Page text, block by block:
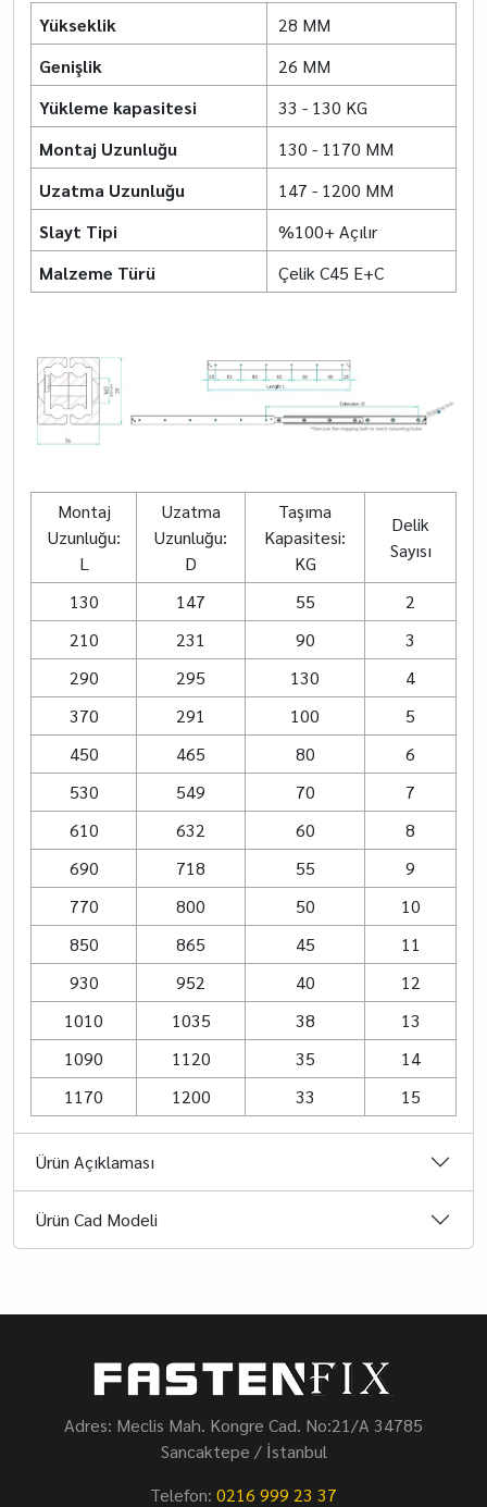
Yükseklik
28 MM
Genişlik
26 MM
Yükleme kapasitesi
33 - 130 KG
Montaj Uzunluğu
130 - 1170 MM
Uzatma Uzunluğu
147 - 1200 MM
Slayt Tipi
%100+ Açılır
Malzeme Türü
Çelik C45 E+C
Montaj
Uzunluğu:
L
Uzatma
Uzunluğu:
D
Taşıma
Kapasitesi:
KG
Delik
Sayısı
130 147 55
2
210
231 90
3
290
295 130
4
370
291 100
5
450
465 80
6
530
549 70
7
610
632 60
8
690
718 55
9
770
800 50
10
850
865 45
11
930
952 40
12
1010
1035 38
13
1090
1120 35
14
1170
1200 33 15
Ürün Açıklaması
Ürün Cad Modeli
Adres: Meclis Mah. Kongre Cad. No:21/A 34785
Sancaktepe / İstanbul
Telefon: 0216 999 23 37